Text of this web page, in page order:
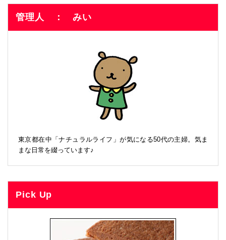
管理人 ： みい
東京都在中「ナチュラルライフ」が気になる50代の主婦。気ま
まな日常を綴っています♪
Pick Up